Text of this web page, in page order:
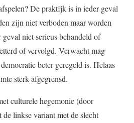
De praktijk is in ieder geval
zijn niet verboden maar worden
niet serieus behandeld of
of vervolgd. Verwacht mag
beter geregeld is. Helaas
sterk afgegrensd.
culturele hegemonie (door
linkse variant met de slecht